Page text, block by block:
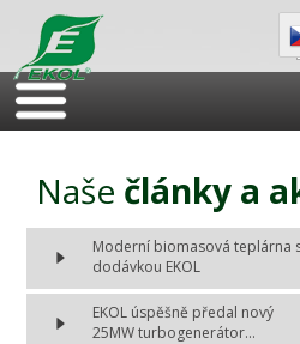
Naše články a
Moderní biomasová teplárna
dodávkou EKOL
EKOL úspěšně předal nový
25MW turbogenerátor...